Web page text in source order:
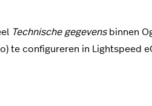
Technische gegevensbinnen
te configureren in Lightspeed